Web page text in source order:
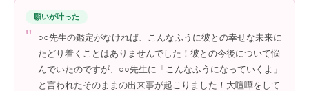
願いが叶った
"
○○先生の鑑定がなければ、こんなふうに彼との幸せな未来に
たどり着くことはありませんでした！彼との今後について悩
んでいたのですが、○○先生に「こんなふうになっていくよ」
と言われたそのままの出来事が起こりました！大喧嘩をして